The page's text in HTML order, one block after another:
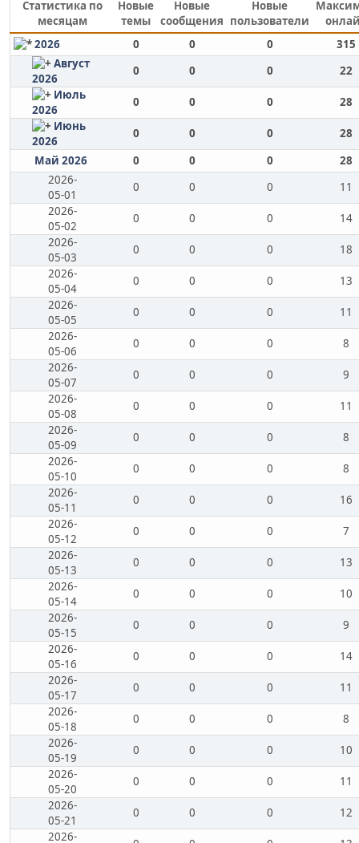
Статистика по
месяцам
Новые
темы
Новые
сообщения
Новые
пользователи
2026
0 0 0
315
Август
2026
0 0 0
22
Июль
2026
0 0 0
28
Июнь
2026
0 0 0
28
Май 2026
0 0 0
28
2026-
05-01
0 0 0
11
2026-
05-02
0 0 0
14
2026-
05-03
0 0 0
18
2026-
05-04
0 0 0
13
2026-
05-05
0 0 0
11
2026-
05-06
0 0 0
8
2026-
05-07
0 0 0
9
2026-
05-08
0 0 0
11
2026-
05-09
0 0 0
8
2026-
05-10
0 0 0
8
2026-
05-11
0 0 0
16
2026-
05-12
0 0 0
7
2026-
05-13
0 0 0
13
2026-
05-14
0 0 0
10
2026-
05-15
0 0 0
9
2026-
05-16
0 0 0
14
2026-
05-17
0 0 0
11
2026-
05-18
0 0 0
8
2026-
05-19
0 0 0
10
2026-
05-20
0 0 0
11
2026-
05-21
0 0 0
12
2026-